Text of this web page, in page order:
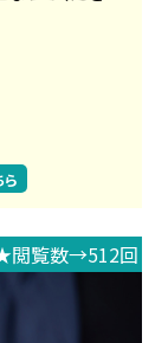
ら
閲覧数→512回